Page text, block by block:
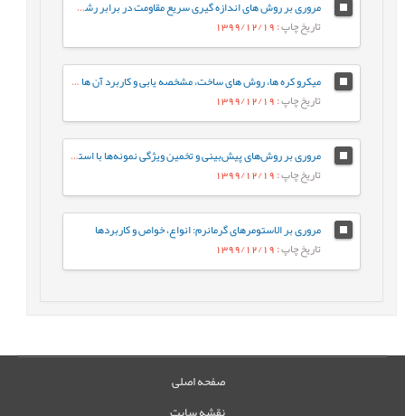
مروری بر روش های اندازه گیری سریع مقاومت در برابر رشد آهسته ترک پلی اتیلن سنگین
تاریخ چاپ: 1399/12/19
میکرو کره ها، روش های ساخت، مشخصه يابی و کاربرد آن ها در دارورسانی
تاریخ چاپ: 1399/12/19
مروری بر روش‌های پیش‌بینی و تخمین ویژگی نمونه‌ها با استفاده از روش‌های تجزیه‌ای و الگوریتم‌های یادگیری ماشین
تاریخ چاپ: 1399/12/19
مروری بر الاستومرهای گرمانرم: انواع، خواص و کاربردها
تاریخ چاپ: 1399/12/19
صفحه اصلی